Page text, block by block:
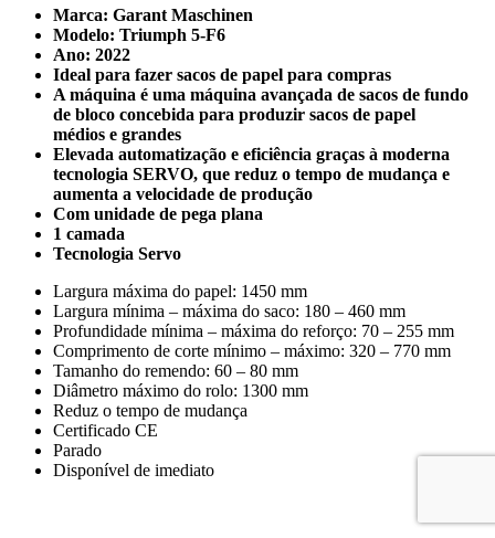
Marca: Garant Maschinen
Modelo: Triumph 5-F6
Ano: 2022
Ideal para fazer sacos de papel para compras
A máquina é uma máquina avançada de sacos de fundo
de bloco concebida para produzir sacos de papel
médios e grandes
Elevada automatização e eficiência graças à moderna
tecnologia SERVO, que reduz o tempo de mudança e
aumenta a velocidade de produção
Com unidade de pega plana
1 camada
Tecnologia Servo
Largura máxima do papel: 1450 mm
Largura mínima – máxima do saco: 180 – 460 mm
Profundidade mínima – máxima do reforço: 70 – 255 mm
Comprimento de corte mínimo – máximo: 320 – 770 mm
Tamanho do remendo: 60 – 80 mm
Diâmetro máximo do rolo: 1300 mm
Reduz o tempo de mudança
Certificado CE
Parado
Disponível de imediato